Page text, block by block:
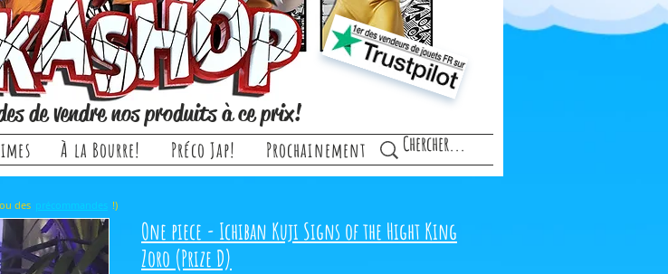
de vendre nos produits à ce prix!
À la Bourre! Préco Jap! Prochainement
One piece - Ichiban Kuji Signs of the Hight King
Zoro (Prize D)
section ou des !)
précommandes